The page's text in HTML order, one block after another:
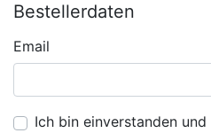
Bestellerdaten
Email
Ich bin einverstanden